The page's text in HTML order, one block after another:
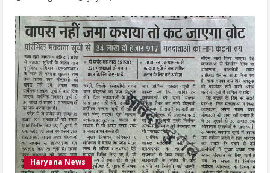
5
निजीविशेषज्ञों की रिपोर्ट पर भी मिलेगा
प्रमाणपत्र
July 24, 2026
Haryana News